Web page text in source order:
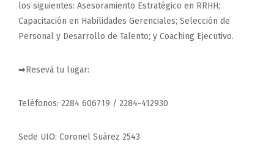
los siguientes: Asesoramiento Estratégico en RRHH;
Capacitación en Habilidades Gerenciales; Selección de
Personal y Desarrollo de Talento; y Coaching Ejecutivo.
➡Resevá tu lugar:
Teléfonos: 2284 606719 / 2284-412930
Sede UIO: Coronel Suárez 2543